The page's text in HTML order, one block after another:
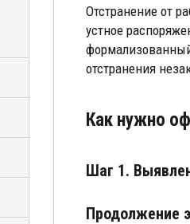
Отстранение от
устное
отстранения
Как нужно
Шаг 1.
Продолжение